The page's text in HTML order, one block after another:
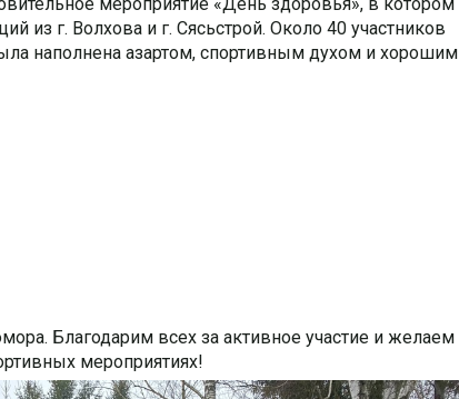
из г. Волхова и г. Сясьстрой. Около 40 участников
наполнена азартом, спортивным духом и хорошим
Благодарим всех за активное участие и желаем
мероприятиях!